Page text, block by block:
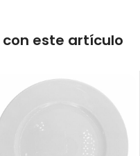
este artículo